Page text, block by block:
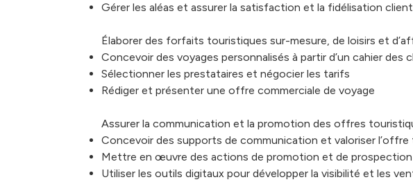
Gérer les aléas et assurer la satisfaction et la fidélisation client
Élaborer des forfaits touristiques sur-mesure, de loisirs et
Concevoir des voyages personnalisés à partir d’un cahier des
Sélectionner les prestataires et négocier les tarifs
Rédiger et présenter une offre commerciale de voyage
Assurer la communication et la promotion des offres
Concevoir des supports de communication et valoriser
Mettre en œuvre des actions de promotion et de prospection
Utiliser les outils digitaux pour développer la visibilité et les